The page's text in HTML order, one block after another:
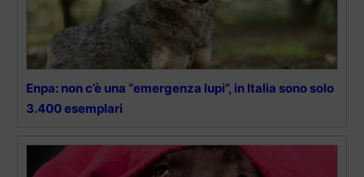
Enpa: non c’è una “emergenza lupi”, in Italia sono solo
3.400 esemplari